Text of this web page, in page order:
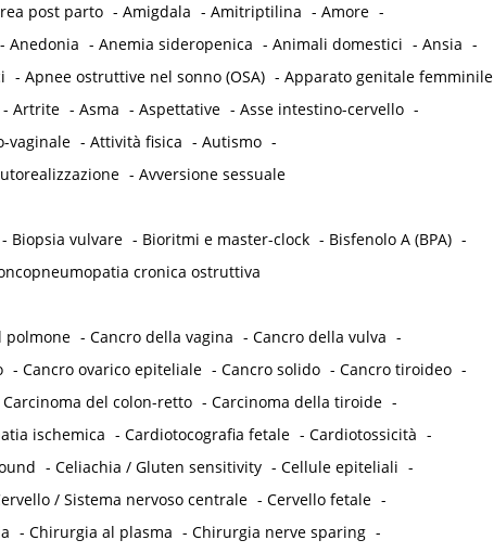
post parto - Amigdala - Amitriptilina - Amore -
- Anedonia - Anemia sideropenica - Animali domestici - Ansia -
- Apnee ostruttive nel sonno (OSA) - Apparato genitale femminile
- Artrite - Asma - Aspettative - Asse intestino-cervello -
vaginale - Attività fisica - Autismo -
- Avversione sessuale
- Biopsia vulvare - Bioritmi e master-clock - Bisfenolo A (BPA) -
cronica ostruttiva
polmone - Cancro della vagina - Cancro della vulva -
- Cancro ovarico epiteliale - Cancro solido - Cancro tiroideo -
Carcinoma del colon-retto - Carcinoma della tiroide -
ischemica - Cardiotocografia fetale - Cardiotossicità -
- Celiachia / Gluten sensitivity - Cellule epiteliali -
/ Sistema nervoso centrale - Cervello fetale -
- Chirurgia al plasma - Chirurgia nerve sparing -